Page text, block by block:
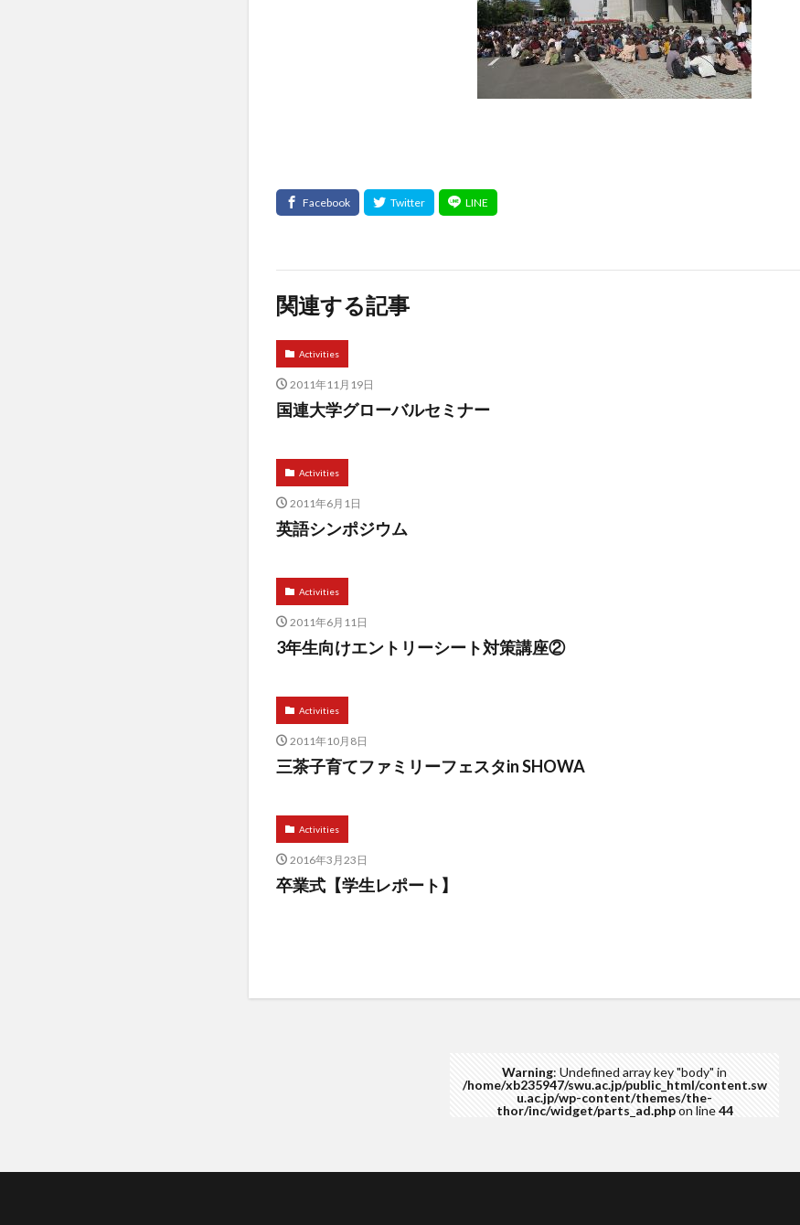
関連する記事
Activities
2011年11月19日
国連大学グローバルセミナー
Activities
2011年6月1日
英語シンポジウム
Activities
2011年6月11日
3年生向けエントリーシート対策講座②
Activities
2011年10月8日
三茶子育てファミリーフェスタin SHOWA
Activities
2016年3月23日
卒業式【学生レポート】
Warning: Undefined array key "body" in
/home/xb235947/swu.ac.jp/public_html/content.sw
u.ac.jp/wp-content/themes/the-
thor/inc/widget/parts_ad.phpon line44